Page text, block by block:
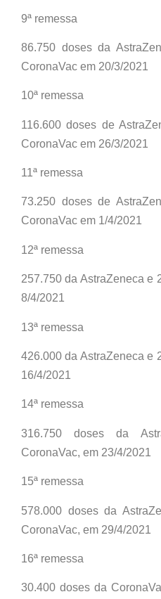
9ª remessa
86.750 doses da
CoronaVac em 20/3/2021
10ª remessa
116.600 doses de
CoronaVac em 26/3/2021
11ª remessa
73.250 doses de
CoronaVac em 1/4/2021
12ª remessa
257.750 da AstraZeneca e
8/4/2021
13ª remessa
426.000 da AstraZeneca e
16/4/2021
14ª remessa
316.750 doses da
CoronaVac, em 23/4/2021
15ª remessa
578.000 doses da
CoronaVac, em 29/4/2021
16ª remessa
30.400 doses da